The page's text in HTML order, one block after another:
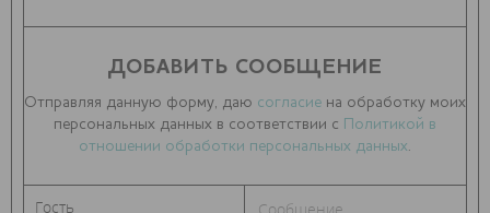
ДОБАВИТЬ СООБЩЕНИЕ
Отправляя данную форму, даю согласие на обработку моих
персональных данных в соответствии с
Политикой в
отношении обработки персональных данных.